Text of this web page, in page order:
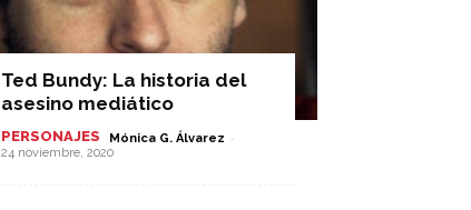
Ted Bundy: La historia del
asesino mediático
PERSONAJES Mónica G. Álvarez -
24 noviembre, 2020